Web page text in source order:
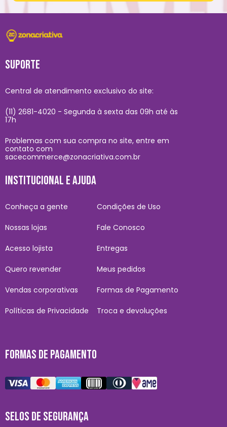
SUPORTE
Central de atendimento exclusivo do site:
(11) 2681-4020 - Segunda à sexta das 09h até às
17h
Problemas com sua compra no site, entre em
contato com
sacecommerce@zonacriativa.com.br
INSTITUCIONAL E AJUDA
Conheça a gente
Nossas lojas
Acesso lojista
Quero revender
Vendas corporativas
Políticas de Privacidade
Condições de Uso
Fale Conosco
Entregas
Meus pedidos
Formas de Pagamento
Troca e devoluções
FORMAS DE PAGAMENTO
SELOS DE SEGURANÇA